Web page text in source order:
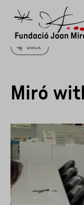
NL
PT
Back
Miró